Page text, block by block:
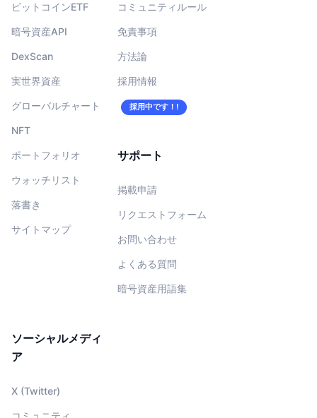
ビットコインETF
暗号資産API
DexScan
実世界資産
グローバルチャート
NFT
ポートフォリオ
ウォッチリスト
落書き
サイトマップ
コミュニティルール
免責事項
方法論
採用情報
採用中です！!
サポート
掲載申請
リクエストフォーム
お問い合わせ
よくある質問
暗号資産用語集
ソーシャルメディ
ア
X (Twitter)
コミュニティ